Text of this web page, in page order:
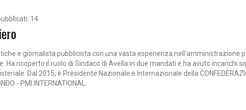
14
e giornalista pubblicista con una vasta esperienza nell'amministrazione
Ha ricoperto il ruolo di Sindaco di Avella in due mandati e ha avuto incarichi
Dal 2015, è Presidente Nazionale e Internazionale della
- PMI INTERNATIONAL.